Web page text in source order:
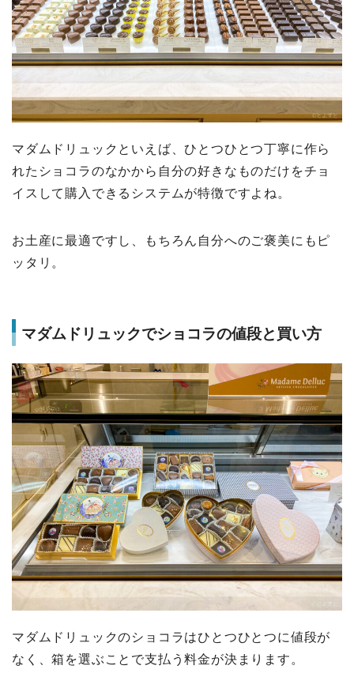
マダムドリュックといえば、ひとつひとつ丁寧に作ら
れたショコラのなかから自分の好きなものだけをチョ
イスして購入できるシステムが特徴ですよね。
お土産に最適ですし、もちろん自分へのご褒美にもピ
ッタリ。
マダムドリュックでショコラの値段と買い方
マダムドリュックのショコラはひとつひとつに値段が
なく、箱を選ぶことで支払う料金が決まります。